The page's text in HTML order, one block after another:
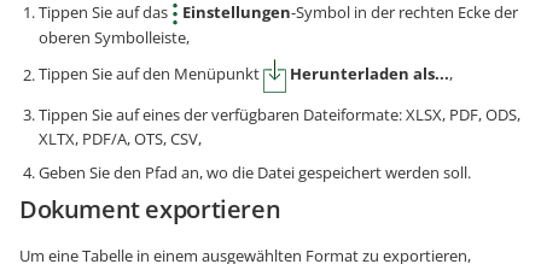
Tippen Sie auf das
Einstellungen-Symbol in der rechten Ecke der
oberen Symbolleiste,
Tippen Sie auf den Menüpunkt
Herunterladen als...,
Tippen Sie auf eines der verfügbaren Dateiformate: XLSX, PDF, ODS,
XLTX, PDF/A, OTS, CSV,
Geben Sie den Pfad an, wo die Datei gespeichert werden soll.
Dokument exportieren
Um eine Tabelle in einem ausgewählten Format zu exportieren,